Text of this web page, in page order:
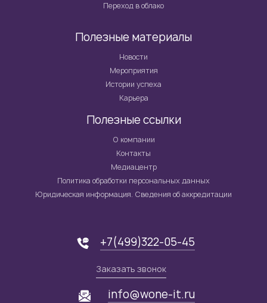
Переход в облако
Полезные материалы
Новости
Мероприятия
Истории успеха
Карьера
Полезные ссылки
О компании
Контакты
Медиацентр
Политика обработки персональных данных
Юридическая информация. Сведения об аккредитации
+7(499)322-05-45
Заказать звонок
info@wone-it.ru